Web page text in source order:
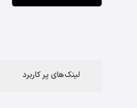
لینک‌های پر کاربرد